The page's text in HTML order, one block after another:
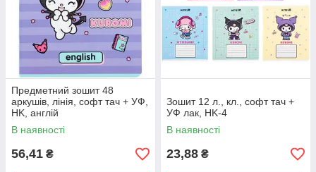
Предметний зошит 48
аркушів, лінія, софт тач + УФ,
HK, англій
В наявності
56,41 ₴
Зошит 12 л., кл., софт тач +
УФ лак, HK-4
В наявності
23,88 ₴